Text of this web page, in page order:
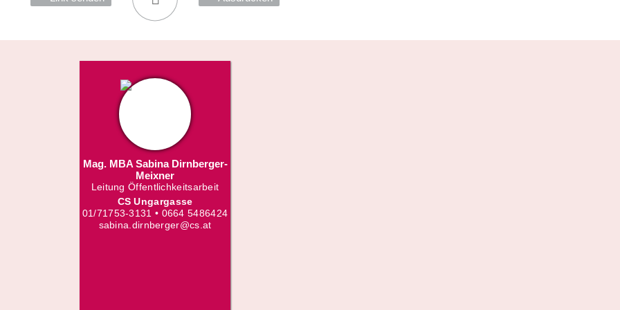
Mag. MBA Sabina Dirnberger-
Meixner
Leitung Öffentlichkeitsarbeit
CS Ungargasse
01/71753-3131 • 0664 5486424
sabina.dirnberger@cs.at